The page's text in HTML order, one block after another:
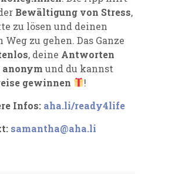
Bewältigung von Stress,
zu lösen und deinen
Weg zu gehen. Das Ganze
, deine Antworten
anonym und du kannst
gewinnen
!
Infos: aha.li/ready4life
samantha@aha.li